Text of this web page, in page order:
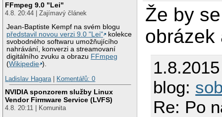
FFmpeg 9.0 "Lei"
4.8. 20:44 | Zajímavý článek
Jean-Baptiste Kempf na svém blogu
představil novou verzi 9.0 "Lei"
kolekce
svobodného softwaru umožňujícího
nahrávání, konverzi a streamovaní
digitálního zvuku a obrazu FFmpeg
(Wikipedie ).
Ladislav Hagara| Komentářů: 0
NVIDIA sponzorem služby Linux
Vendor Firmware Service (LVFS)
4.8. 20:11 | Komunita
Že by
obrázek
blog:
Re: Po